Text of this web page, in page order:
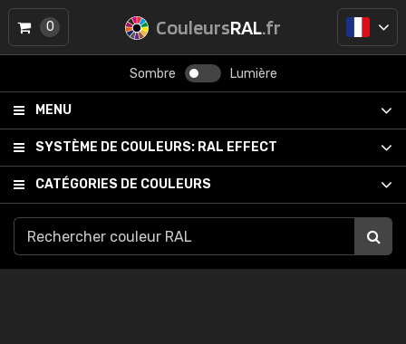
CouleursRAL.fr
Sombre Lumière
MENU
SYSTÈME DE COULEURS: RAL EFFECT
CATÉGORIES DE COULEURS
0